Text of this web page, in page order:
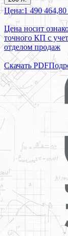
Цена:1 490
Цена носит
точного КП с
отделом продаж
Скачать PDF